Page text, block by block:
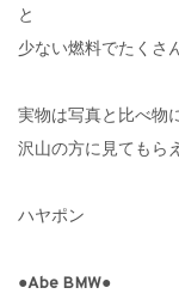
と
少ない燃料でたくさ
実物は写真と比べ物
沢山の方に見てもら
ハヤポン
●Abe BMW●